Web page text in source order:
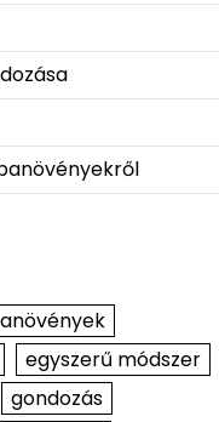
egyszerű módszer
gondozás